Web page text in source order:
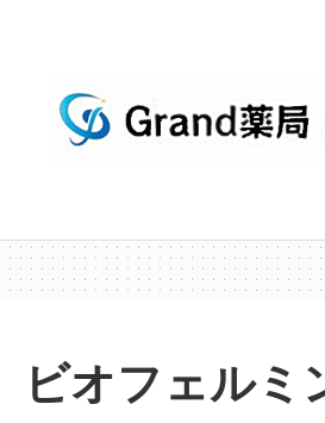
ビオフェルミ